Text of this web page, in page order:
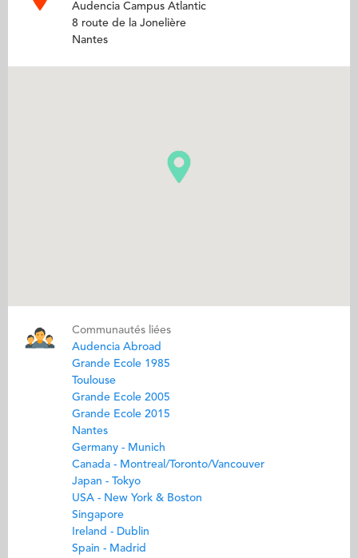
Audencia Campus Atlantic
8 route de la Jonelière
Nantes
Communautés liées
Audencia Abroad
Grande Ecole 1985
Toulouse
Grande Ecole 2005
Grande Ecole 2015
Nantes
Germany - Munich
Canada - Montreal/Toronto/Vancouver
Japan - Tokyo
USA - New York & Boston
Singapore
Ireland - Dublin
Spain - Madrid